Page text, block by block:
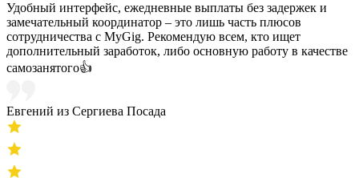
Удобный интерфейс, ежедневные выплаты без задержек и
замечательный координатор – это лишь часть плюсов
сотрудничества с MyGig. Рекомендую всем, кто ищет
дополнительный заработок, либо основную работу в качестве
самозанятого👍
Евгений из Сергиева Посада